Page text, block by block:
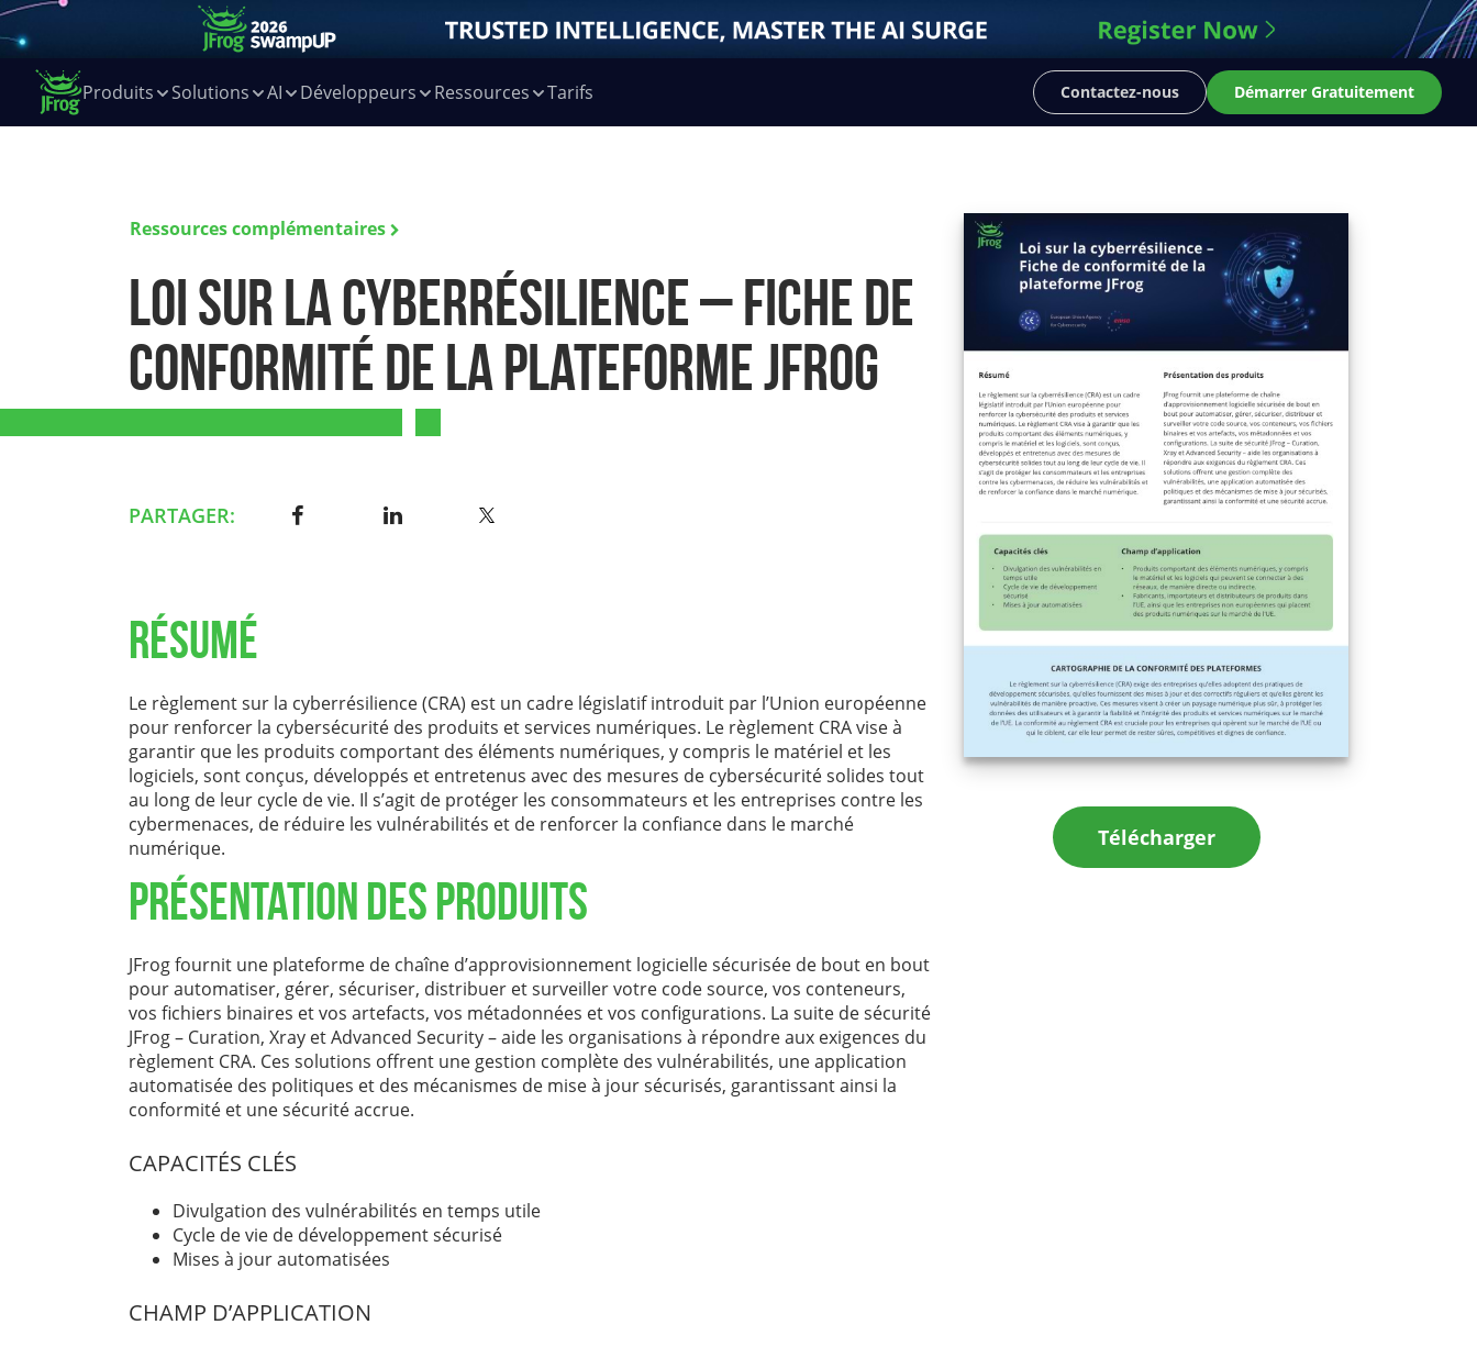
Produits Solutions AI Développeurs Ressources Tarifs Contactez-nous Démarrer Gratuitement
Ressources complémentaires
Loi sur la cyberrésilience – Fiche de
conformité de la plateforme JFrog
PARTAGER:
Résumé
Le règlement sur la cyberrésilience (CRA) est un cadre législatif introduit par l’Union européenne
pour renforcer la cybersécurité des produits et services numériques. Le règlement CRA vise à
garantir que les produits comportant des éléments numériques, y compris le matériel et les
logiciels, sont conçus, développés et entretenus avec des mesures de cybersécurité solides tout
au long de leur cycle de vie. Il s’agit de protéger les consommateurs et les entreprises contre les
cybermenaces, de réduire les vulnérabilités et de renforcer la confiance dans le marché
numérique.
Présentation des produits
JFrog fournit une plateforme de chaîne d’approvisionnement logicielle sécurisée de bout en bout
pour automatiser, gérer, sécuriser, distribuer et surveiller votre code source, vos conteneurs,
vos fichiers binaires et vos artefacts, vos métadonnées et vos configurations. La suite de sécurité
JFrog – Curation, Xray et Advanced Security – aide les organisations à répondre aux exigences du
règlement CRA. Ces solutions offrent une gestion complète des vulnérabilités, une application
automatisée des politiques et des mécanismes de mise à jour sécurisés, garantissant ainsi la
conformité et une sécurité accrue.
Télécharger
CAPACITÉS CLÉS
Divulgation des vulnérabilités en temps utile
Cycle de vie de développement sécurisé
Mises à jour automatisées
CHAMP D’APPLICATION